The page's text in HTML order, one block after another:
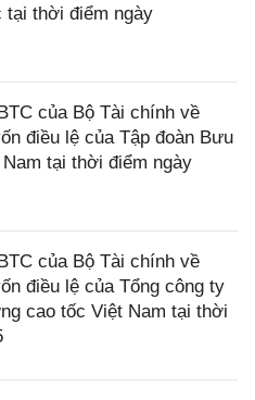
tại thời điểm ngày
của Bộ Tài chính về
điều lệ của Tập đoàn Bưu
tại thời điểm ngày
của Bộ Tài chính về
điều lệ của Tổng công ty
cao tốc Việt Nam tại thời